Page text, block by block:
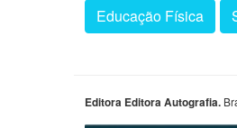
Educação Física
Editora Editora Autografia.